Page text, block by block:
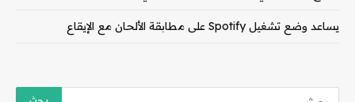
يساعد وضع تشغيل Spotify على مطابقة الألحان مع الإيقاع